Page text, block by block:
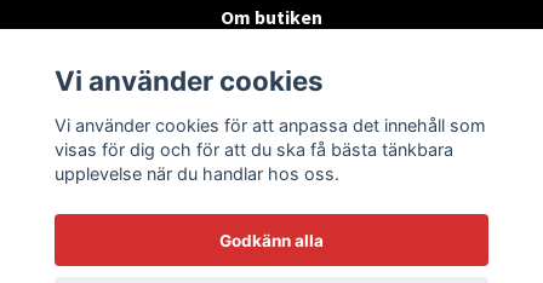
Om butiken
Byten & Returer
Kontakta oss
Vi använder cookies
Vi använder cookies för att anpassa det innehåll som
visas för dig och för att du ska få bästa tänkbara
upplevelse när du handlar hos oss.
Godkänn alla